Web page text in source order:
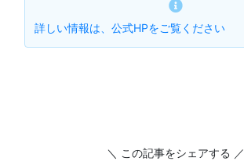
詳しい情報は、公式HPをご覧ください
＼ この記事をシェアする ／